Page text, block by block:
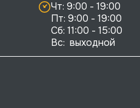
Чт: 9:00 - 19:00
Пт: 9:00 - 19:00
Сб: 11:00 - 15:00
Вс:  выходной